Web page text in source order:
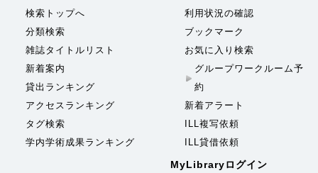
検索トップへ
分類検索
雑誌タイトルリスト
新着案内
貸出ランキング
アクセスランキング
タグ検索
学内学術成果ランキング
利用状況の確認
ブックマーク
お気に入り検索
グループワークルーム予
約
新着アラート
ILL複写依頼
ILL貸借依頼
MyLibraryログイン